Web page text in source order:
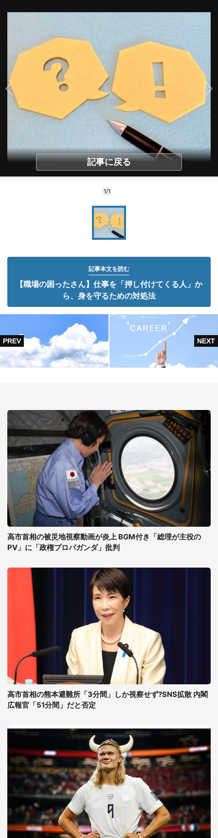
記事に戻る
1/1
記事本文を読む
【職場の困ったさん】仕事を「押し付けてくる人」か
ら、身を守るための対処法
高市首相の被災地視察動画が炎上 BGM付き「総理が主役の
PV」に「政権プロパガンダ」批判
高市首相の熊本避難所「3分間」しか視察せず?SNS拡散 内閣
広報官「51分間」だと否定